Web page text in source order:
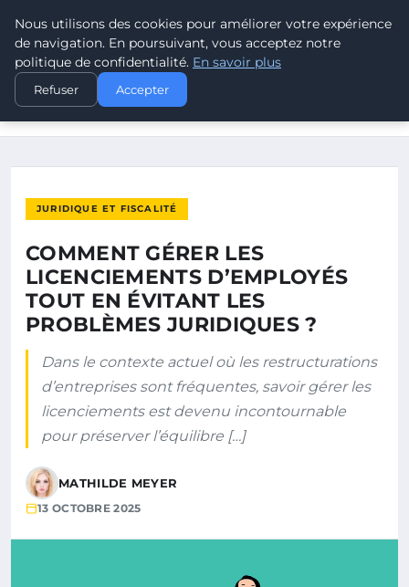
LEAD REVOLUTION
ACCUEIL
JURIDIQUE ET FISCALITÉ
COMMENT GÉRER LES LICENCIEMENTS D’EMPLOYÉS TOUT EN
JURIDIQUE ET FISCALITÉ
COMMENT GÉRER LES
LICENCIEMENTS D’EMPLOYÉS
TOUT EN ÉVITANT LES
PROBLÈMES JURIDIQUES ?
Dans le contexte actuel où les restructurations
d’entreprises sont fréquentes, savoir gérer les
licenciements est devenu incontournable
pour préserver l’équilibre […]
MATHILDE MEYER
13 OCTOBRE 2025
Nous utilisons des cookies pour améliorer votre expérience
de navigation. En poursuivant, vous acceptez notre
politique de confidentialité. En savoir plus
Refuser Accepter